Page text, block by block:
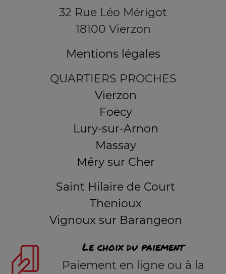
32 Rue Léo Mérigot
18100 Vierzon
Mentions légales
QUARTIERS PROCHES
Vierzon
Foëcy
Lury-sur-Arnon
Massay
Méry sur Cher
Saint Hilaire de Court
Thenioux
Vignoux sur Barangeon
Le choix du paiement
Paiement en ligne ou à la